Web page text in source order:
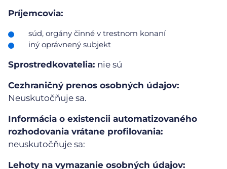
Príjemcovia:
súd, orgány činné v trestnom konaní
iný oprávnený subjekt
Sprostredkovatelia: nie sú
Cezhraničný prenos osobných údajov:
Neuskutočňuje sa.
Informácia o existencii automatizovaného
rozhodovania vrátane profilovania:
neuskutočňuje sa:
Lehoty na vymazanie osobných údajov: